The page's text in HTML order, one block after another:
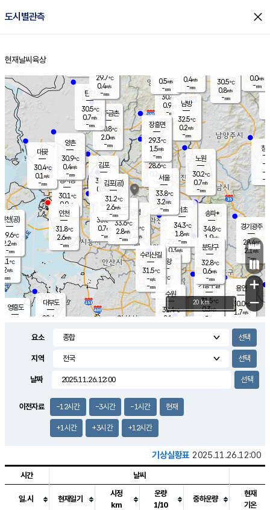
도시별관측 close
홈
현재날씨 육상
의도
℃
m/s
mm
영흥도
양주
30.4℃
0.9
-mm
과천
29.5℃
0.3m/s
- mm
용인
30.0℃
1.7m/s
경기광주
28.4℃
2.1m/s
-mm
1.7m/s
대부도
28.4
경서동
30.1℃
0.0m/s
-mm
파주금촌
30.8℃
2.0m/s
-mm
30.5℃
0.8m/s
-mm
대곶
30.4℃
0.1 m/s
-mm
창
-
-m/
-
탄현
30.5℃
0.7m/s
-mm
0.0m/s
-mm
의왕
- ℃
m/s
mm
김포
31.2℃
0.6 m/s
mm
광명
33.6 ℃
2.4 m/s
-mm
부천
33.0℃
0.7m/s
-mm
양촌
30.9℃
0.4m/s
-mm
구로
33.6℃
2.8m/s
-mm
은평
28.6℃
0.2 m/s
- mm
노원
30.2℃
0.7m/s
-mm
송파*
34.8℃
1.9m/s
-mm
서초
34.3℃
1.8m/s
-mm
남방
32.5℃
0.2m/s
-mm
기흥구갈
31.5℃
0.3m/s
-
수리산길
31.5℃
-m/s
-mm
분당구
32.8℃
0.6m/s
-mm
장흥면
29.3℃
1.5m/s
-mm
0.5m/s
-mm
인천(공)
29.6℃
2.2m/s
-mm
김포(공)
31.2℃
2.6m/s
-mm
수원
32.4℃
2.1 m/s
인천
31.8℃
2.6m/s
-mm
서울
33.8℃
3.2m/s
-mm
29.7℃
0.4m/s
-mm
0.4m/s
-mm
+
−
20 km
요소
지역
날짜
이전자료 -12시간 -3시간 -1시간 현재
+1시간 +3시간 +12시간
기상실황표 2025.11.26.12:00
시간 날씨
일.시 현재일기
시정
km
운량
1/10
중하운량
현재
기온